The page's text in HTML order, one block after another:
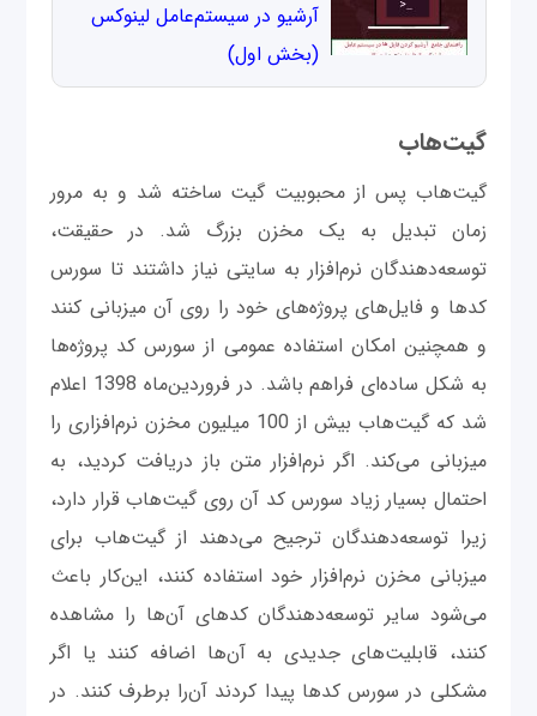
آرشیو در سیستم‌عامل لینوکس
(بخش اول)
گیت‌هاب
گیت‌هاب پس از محبوبیت گیت ساخته شد و به مرور
زمان تبدیل به یک مخزن بزرگ شد. در حقیقت،
توسعه‌دهندگان نرم‌افزار به سایتی نیاز داشتند تا سورس
کدها و فایل‌های پروژه‌های خود را روی آن میزبانی کنند
و همچنین امکان استفاده عمومی از سورس کد پروژه‌ها
به شکل ساده‌ای فراهم باشد. در فروردین‌ماه 1398 اعلام
شد که گیت‌هاب بیش از 100 میلیون مخزن نرم‌افزاری را
میزبانی می‌کند. اگر نرم‌افزار متن باز دریافت کردید، به
احتمال بسیار زیاد سورس کد آن روی گیت‌هاب قرار دارد،
زیرا توسعه‌دهندگان ترجیح می‌دهند از گیت‌هاب برای
میزبانی مخزن نرم‌افزار خود استفاده کنند، این‌کار باعث
می‌شود سایر توسعه‌دهندگان کدهای آن‌ها را مشاهده
کنند، قابلیت‌های جدیدی به آن‌ها اضافه کنند یا اگر
مشکلی در سورس کدها پیدا کردند آن‌را برطرف کنند. در